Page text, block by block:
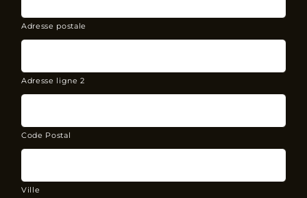
Adresse postale
Adresse ligne 2
Code Postal
Ville